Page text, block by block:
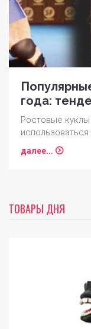
года:
Ростовые куклы
далее...
ТОВАРЫ ДНЯ